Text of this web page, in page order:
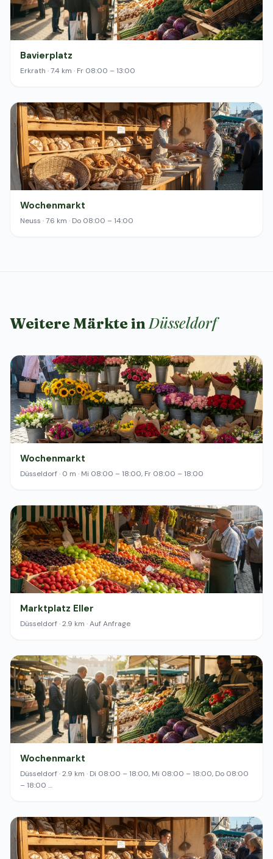
Bavierplatz
Erkrath · 7.4 km · Fr 08:00 – 13:00
Wochenmarkt
Neuss · 7.6 km · Do 08:00 – 14:00
Weitere Märkte inDüsseldorf
Wochenmarkt
Düsseldorf · 0 m · Mi 08:00 – 18:00, Fr 08:00 – 18:00
Marktplatz Eller
Düsseldorf · 2.9 km · Auf Anfrage
Wochenmarkt
Düsseldorf · 2.9 km · Di 08:00 – 18:00, Mi 08:00 – 18:00, Do 08:00
– 18:00 …